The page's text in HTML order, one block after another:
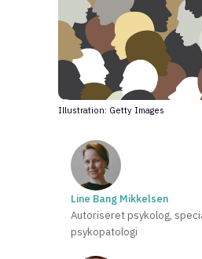
Illustration: Getty Images
Line Bang Mikkelsen
Autoriseret psykolog,
psykopatologi